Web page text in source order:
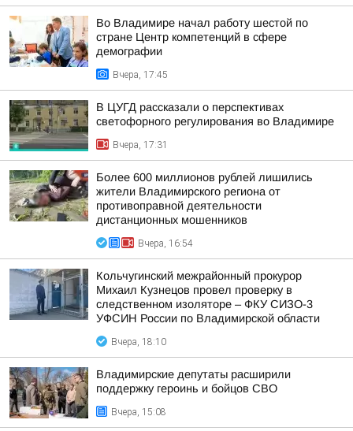
Во Владимире начал работу шестой по
стране Центр компетенций в сфере
демографии
Вчера, 17:45
В ЦУГД рассказали о перспективах
светофорного регулирования во Владимире
Вчера, 17:31
Более 600 миллионов рублей лишились
жители Владимирского региона от
противоправной деятельности
дистанционных мошенников
Вчера, 16:54
Кольчугинский межрайонный прокурор
Михаил Кузнецов провел проверку в
следственном изоляторе – ФКУ СИЗО-3
УФСИН России по Владимирской области
Вчера, 18:10
Владимирские депутаты расширили
поддержку героинь и бойцов СВО
Вчера, 15:08